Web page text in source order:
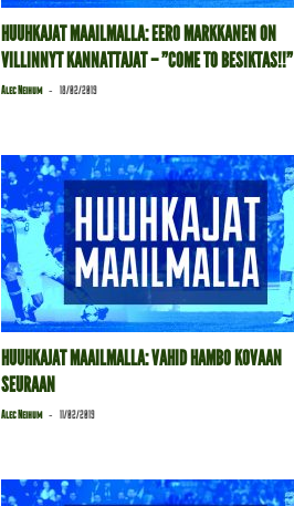
HUUHKAJAT MAAILMALLA: EERO MARKKANEN ON
VILLINNYT KANNATTAJAT – ”COME TO BESIKTAS!!”
Alec Neihum - 18/02/2019
HUUHKAJAT MAAILMALLA: VAHID HAMBO KOVAAN
SEURAAN
Alec Neihum - 11/02/2019